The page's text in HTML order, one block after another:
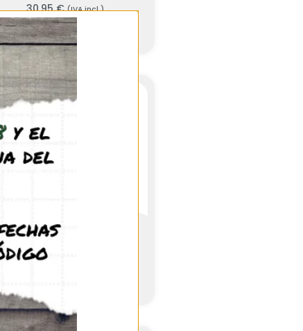
30,95€ (IVA incl.)
Ver producto
Antmagnet module 10×10
25,95